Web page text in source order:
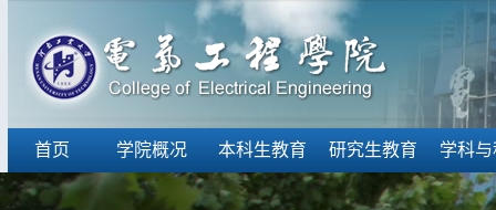
首页 学院概况 本科生教育 研究生教育 学科